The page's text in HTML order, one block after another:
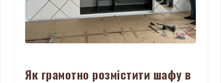
Як грамотно розмістити шафу в